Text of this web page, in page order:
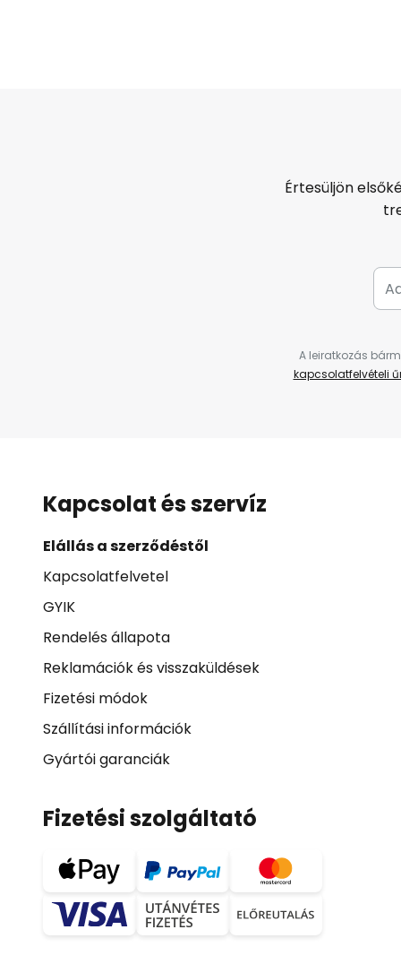
Értesüljön
A leiratkozás
kapcsolatfelvételi
Kapcsolat és szervíz
Elállás a szerződéstől
Kapcsolatfelvetel
GYIK
Rendelés állapota
Reklamációk és visszaküldések
Fizetési módok
Szállítási információk
Gyártói garanciák
Fizetési szolgáltató